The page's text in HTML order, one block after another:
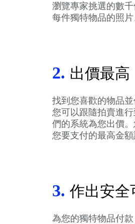
瀏覽專家挑選的數
每件獨特物品的照
2. 出價最高
找到您喜歡的物品並
您可以跟隨拍賣進
們的系統為您出價
您要支付的最高金額
3. 作出安全
為您的獨特物品付